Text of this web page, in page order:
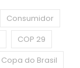
Consumidor
COP 29
Copa do Brasil